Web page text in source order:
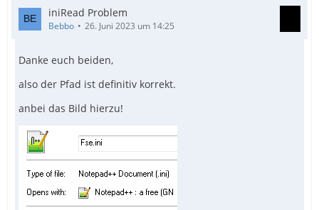
iniRead Problem
Bebbo 26. Juni 2023 um 14:25
Danke euch beiden,
also der Pfad ist definitiv korrekt.
anbei das Bild hierzu!